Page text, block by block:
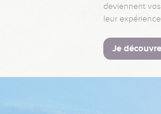
deviennent
leur
Je